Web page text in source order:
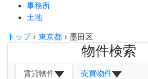
事務所
土地
トップ› 東京都 › 墨田区
物件検索
賃貸物件 売買物件